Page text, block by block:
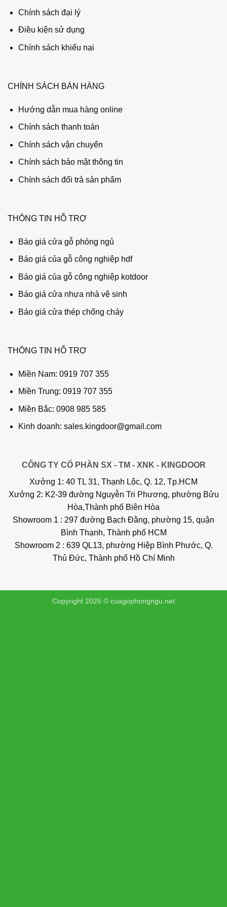
Chính sách đại lý
Điều kiện sử dụng
Chính sách khiếu nại
CHÍNH SÁCH BÁN HÀNG
Hướng dẫn mua hàng online
Chính sách thanh toán
Chính sách vận chuyển
Chính sách bảo mật thông tin
Chính sách đổi trả sản phẩm
THÔNG TIN HỖ TRỢ
Báo giá cửa gỗ phòng ngủ
Báo giá của gỗ công nghiệp hdf
Báo giá của gỗ công nghiệp kotdoor
Báo giá cửa nhựa nhà vệ sinh
Báo giá cửa thép chống cháy
THÔNG TIN HỖ TRỢ
Miền Nam: 0919 707 355
Miền Trung: 0919 707 355
Miền Bắc: 0908 985 585
Kinh doanh: sales.kingdoor@gmail.com
CÔNG TY CỔ PHẦN SX - TM - XNK - KINGDOOR
Xưởng 1: 40 TL 31, Thạnh Lộc, Q. 12, Tp.HCM
Xưởng 2: K2-39 đường Nguyễn Tri Phương, phường Bửu
Hòa,Thành phố Biên Hòa
Showroom 1 : 297 đường Bạch Đằng, phường 15, quận
Bình Thạnh, Thành phố HCM
Showroom 2 : 639 QL13, phường Hiệp Bình Phước, Q.
Thủ Đức, Thành phố Hồ Chí Minh
Copyright 2026 © cuagophongngu.net